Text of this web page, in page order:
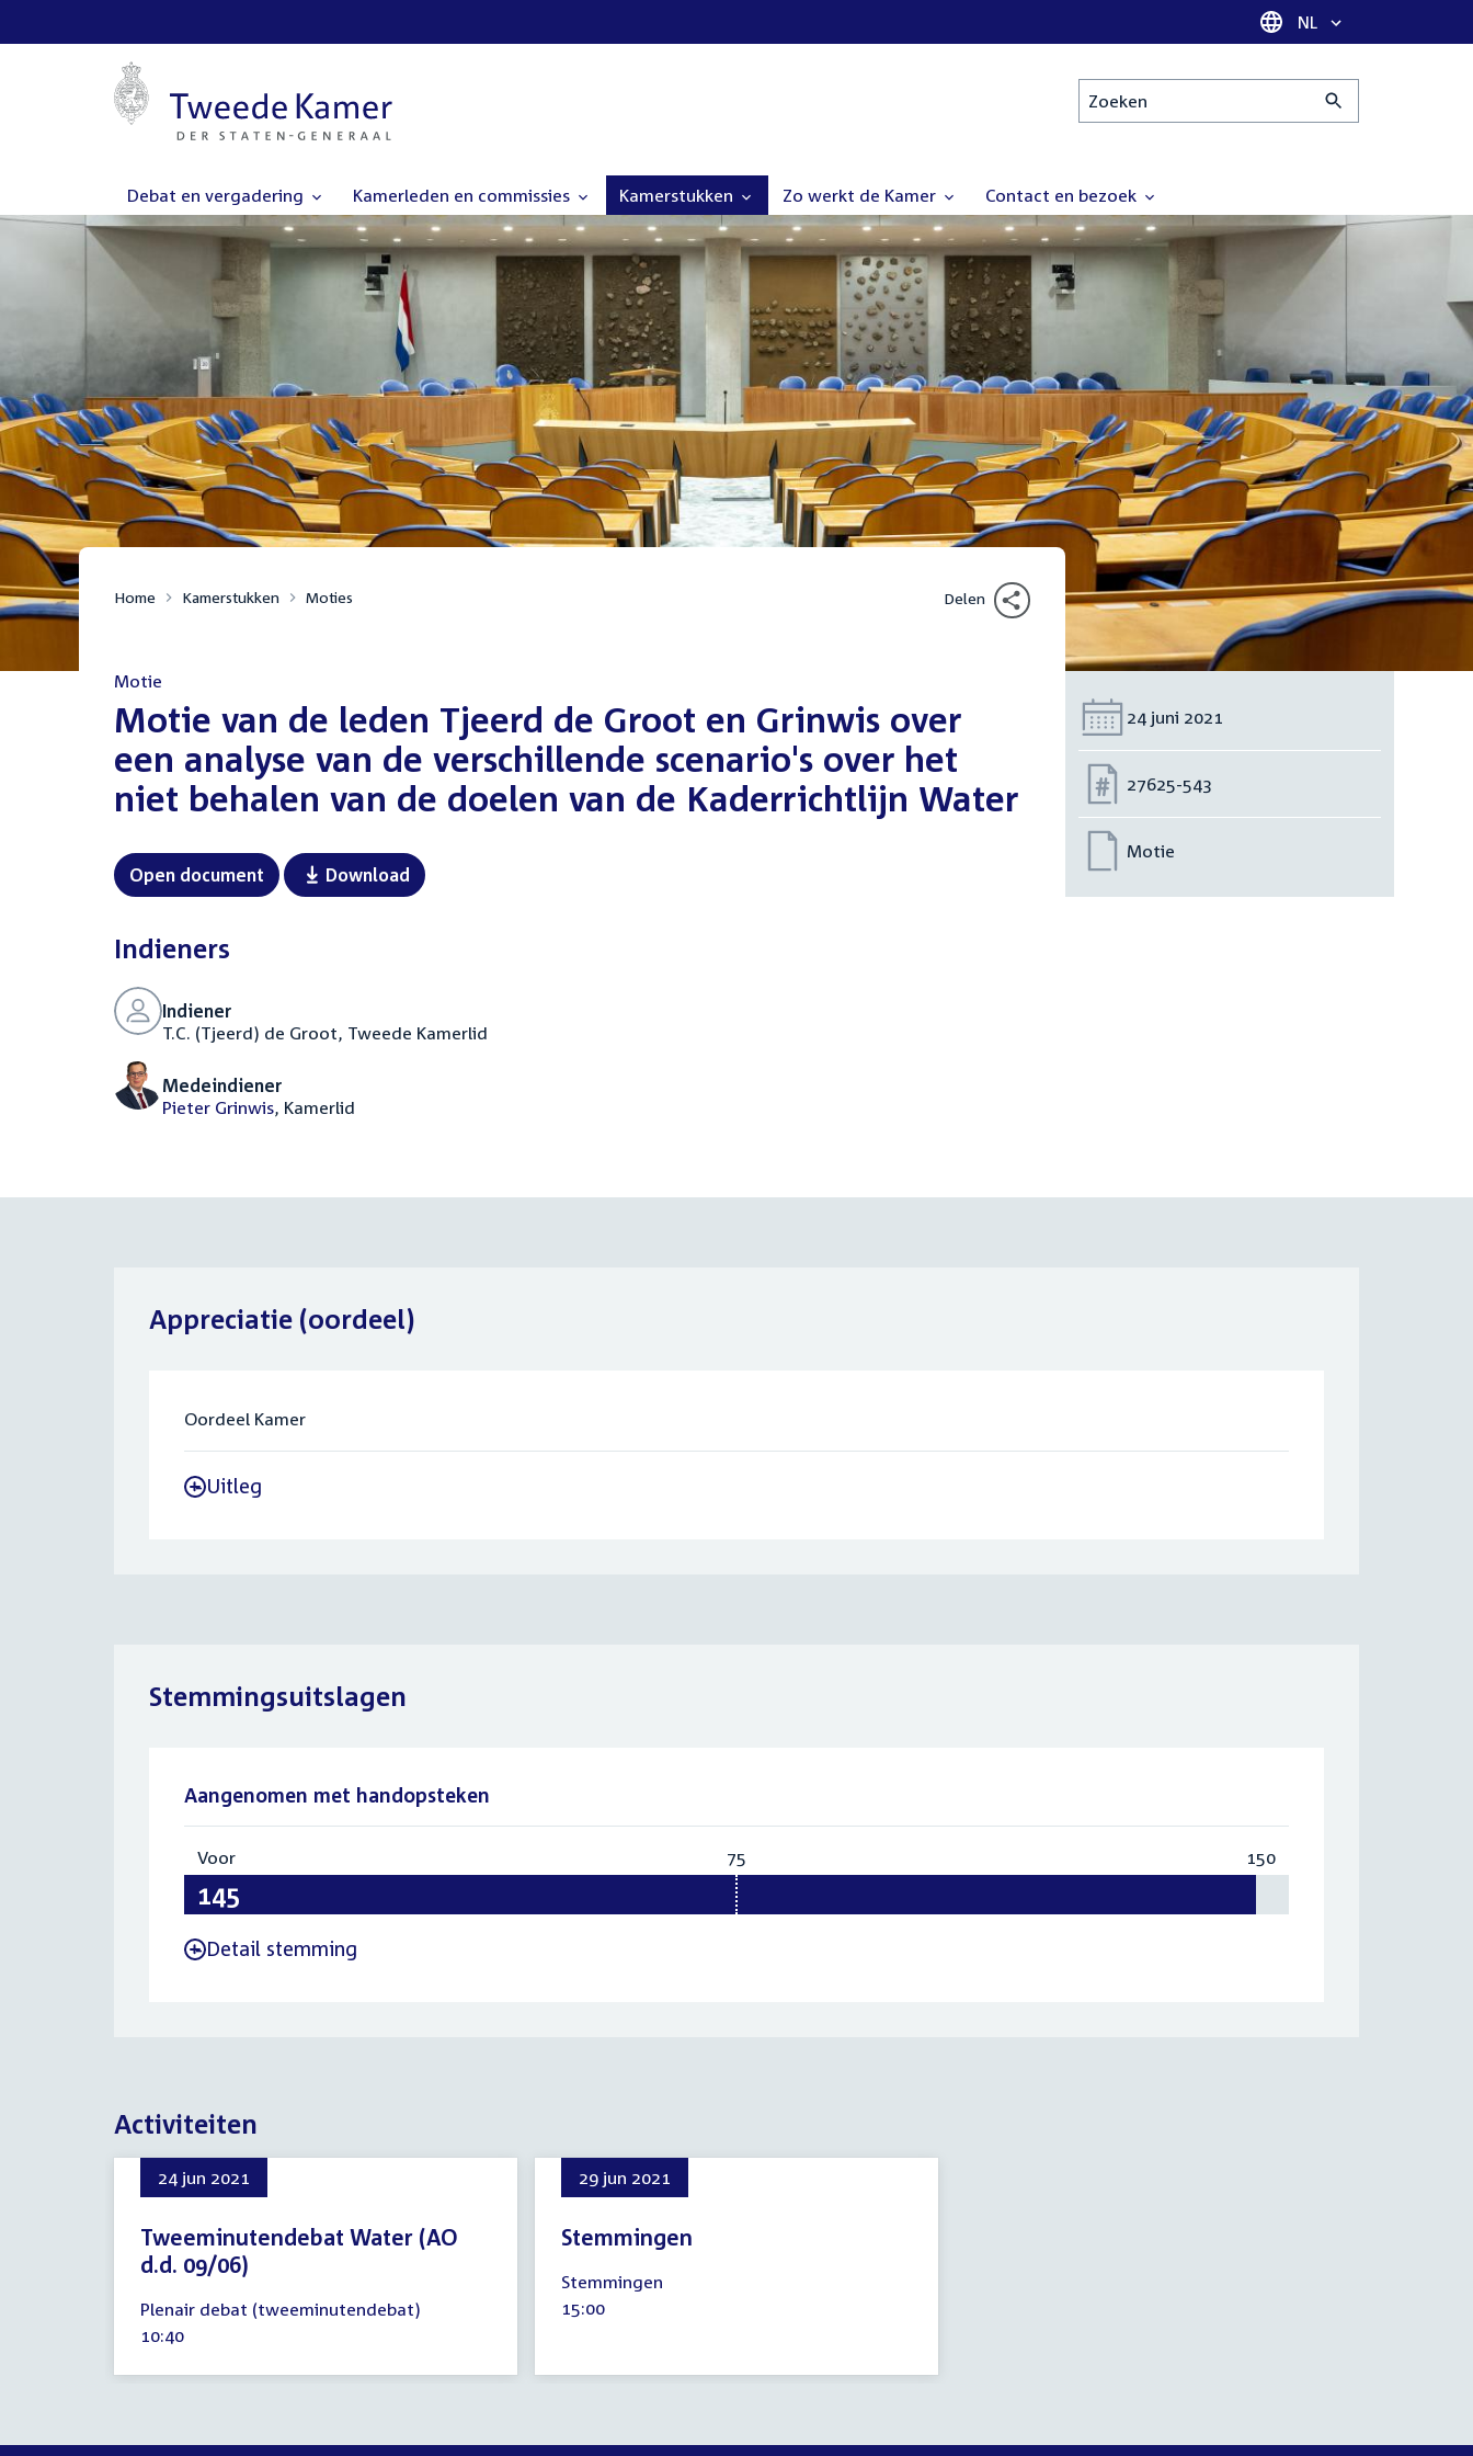
Taal selectie
NL
Zoeken
Debat en vergadering Kamerleden en commissies Kamerstukken Zo werkt de Kamer Contact en bezoek
Home Kamerstukken Moties Delen
Motie
:Motie van de leden Tjeerd de Groot en Grinwis over
een analyse van de verschillende scenario's over het
niet behalen van de doelen van de Kaderrichtlijn Water
Open document Download
Indieners
Indiener
T.C. (Tjeerd) de Groot, Tweede Kamerlid
Medeindiener
Pieter Grinwis, Kamerlid
Datum:
24 juni 2021
Nummer:
27625-543
Motie
Appreciatie (oordeel)
Oordeel Kamer
- Uitleg
Stemmingsuitslagen
Aangenomen met handopsteken
Voor
145
75 150Totaal:
- Detail stemming
Activiteiten
24 jun 2021
Tweeminutendebat Water (AO
d.d. 09/06)
juni
2021
Plenair debat (tweeminutendebat)
Tijd
10:40
29 jun 2021
Stemmingen
juni
2021
Stemmingen
Tijd
15:00